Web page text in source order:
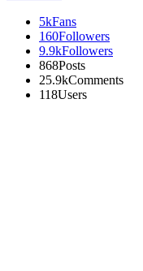
5kFans
160Followers
9.9kFollowers
868Posts
25.9kComments
118Users